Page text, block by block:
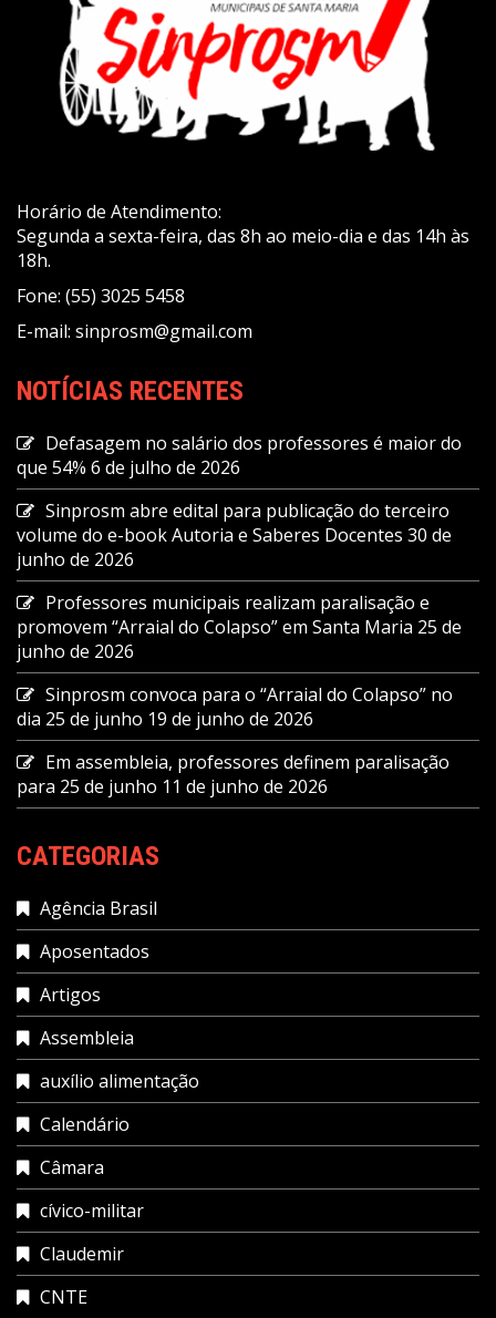
Horário de Atendimento:
Segunda a sexta-feira, das 8h ao meio-dia e das 14h às
18h.
Fone: (55) 3025 5458
E-mail: sinprosm@gmail.com
NOTÍCIAS RECENTES
Defasagem no salário dos professores é maior do
que 54% 6 de julho de 2026
Sinprosm abre edital para publicação do terceiro
volume do e-book Autoria e Saberes Docentes 30 de
junho de 2026
Professores municipais realizam paralisação e
promovem “Arraial do Colapso” em Santa Maria 25 de
junho de 2026
Sinprosm convoca para o “Arraial do Colapso” no
dia 25 de junho 19 de junho de 2026
Em assembleia, professores definem paralisação
para 25 de junho 11 de junho de 2026
CATEGORIAS
Agência Brasil
Aposentados
Artigos
Assembleia
auxílio alimentação
Calendário
Câmara
cívico-militar
Claudemir
CNTE